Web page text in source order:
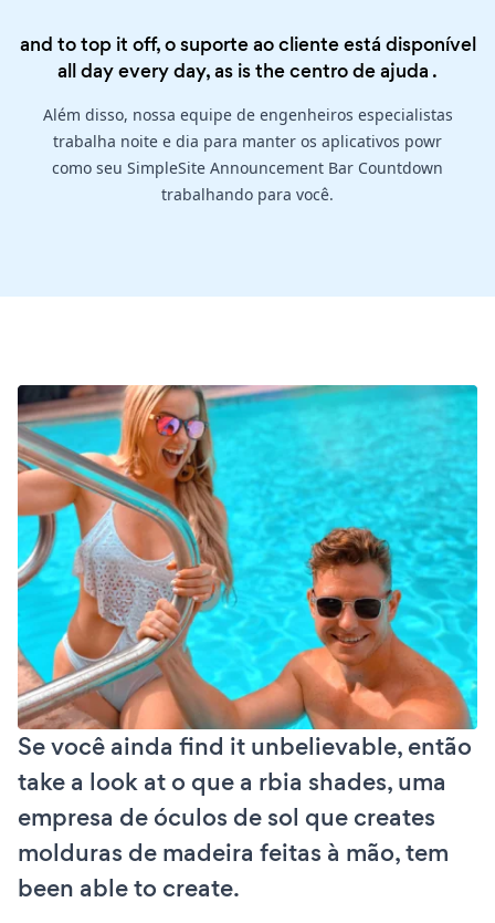
and to top it off, o suporte ao cliente está disponível
all day every day, as is thecentro de ajuda .
Além disso, nossa equipe de engenheiros especialistas
trabalha noite e dia para manter os aplicativos powr
como seu SimpleSite Announcement Bar Countdown
trabalhando para você.
Se você ainda find it unbelievable, então
take a look at o que a rbia shades, uma
empresa de óculos de sol que creates
molduras de madeira feitas à mão, tem
been able to create.